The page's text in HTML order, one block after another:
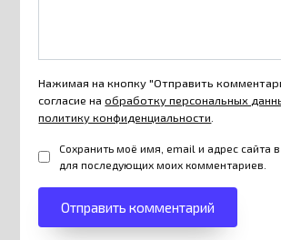
Нажимая на кнопку "Отправить
согласие наобработку персональных
политику конфиденциальности.
Сохранить моё имя, email и адрес сайта
для последующих моих комментариев.